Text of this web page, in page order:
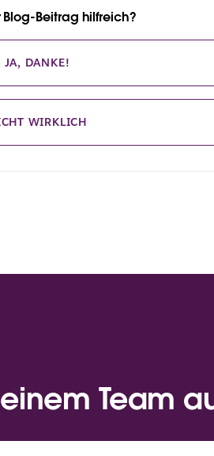
Blog-Beitrag hilfreich?
JA, DANKE!
WIRKLICH
Team